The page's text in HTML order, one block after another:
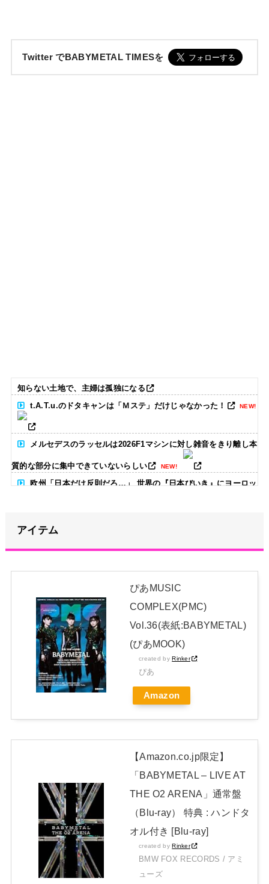
Twitter でBABYMETAL TIMESを
知らない土地で、主婦は孤独になる
t.A.T.u.のドタキャンは「Ｍステ」だけじゃなかった！
NEW!
メルセデスのラッセルは2026F1マシンに対し雑音をきり離し本
質的な部分に集中できていないらしい NEW!
欧州「日本だけ反則だろ…」 世界の『日本びいき』にヨーロッ
竹﨑由佳アナ ピタパンのお尻！！
めての水着グラビアを独占スクープ！
日本独自企画・限定生産盤「METAL FORTH (DELUXE
JAPAN EDITION)」着弾
【BABYMETAL】METAL FORTH DELUXE JAPAN EDITION
開封レビュー!
アイテム
ぴあMUSIC
COMPLEX(PMC)
Vol.36(表紙:BABYMETAL)
(ぴあMOOK)
created byRinker
ぴあ
Amazon
【Amazon.co.jp限定】
「BABYMETAL – LIVE AT
THE O2 ARENA」通常盤
（Blu-ray） 特典 : ハンドタ
オル付き [Blu-ray]
created byRinker
BMW FOX RECORDS / アミ
ューズ